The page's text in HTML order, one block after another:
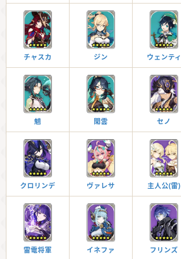
チャスカ ジン ウェンティ
魈 閑雲 セノ
クロリンデ ヴァレサ 主人公(雷)
雷電将軍 イネファ フリンズ